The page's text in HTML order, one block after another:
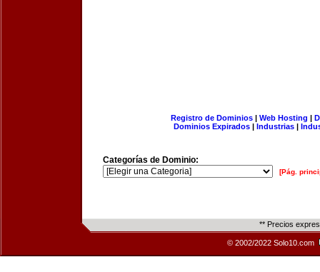
Registro de Dominios| Web Hosting |
Dominios Expirados | Industrias |
Categorías de Dominio:
[Pág.
** Precios
© 2002/2022 Solo10.com